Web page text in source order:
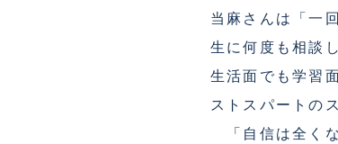
当麻さんは「一
生に何度も相談
生活面でも学習
ストスパートの
「自信は全く